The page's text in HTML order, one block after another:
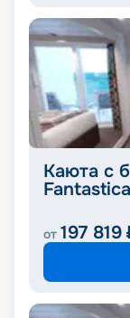
Каюта с
от 197 819